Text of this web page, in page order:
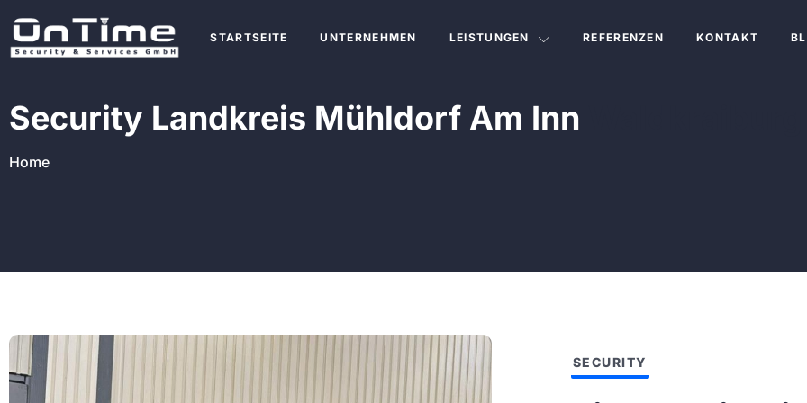
STARTSEITE UNTERNEHMEN LEISTUNGEN REFERENZEN KONTAKT
Security Landkreis Mühldorf Am Inn
Home
SECURITY